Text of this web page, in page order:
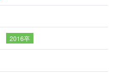
2016卒